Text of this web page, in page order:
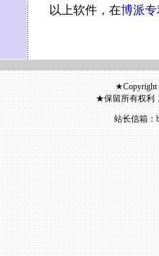
以上软件，在博派
★Copyright
★保留所有权利
站长信箱：